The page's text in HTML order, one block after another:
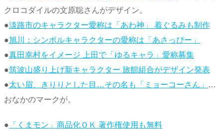
クロコダイルの文原聡さんがデザイン。
●淡路市のキャラクター愛称は「あわ神」 着ぐるみも制作
●旭川：シンボルキャラクターの愛称は「あさっぴー」
●真田幸村をイメージ 上田で「ゆるキャラ」愛称募集
●筑波山盛り上げ新キャラクター 旅館組合がデザイン発表
●太い眉、きりりとした目…その名も「ミョーコーさん」
…
おなかのマークが。
● 「くまモン」商品化ＯＫ 著作権使用も無料